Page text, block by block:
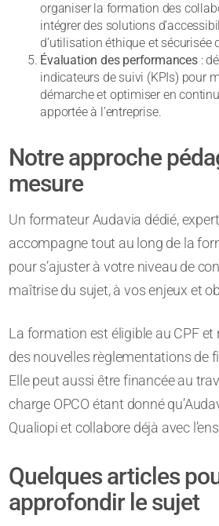
organiser la formation des
intégrer des solutions
d’utilisation éthique et sécurisée
Évaluation des performances :
indicateurs de suivi (KPIs) pour
démarche et optimiser en
apportée à l’entreprise.
Notre approche
mesure
Un formateur Audavia dédié,
accompagne tout au long de la
pour s’ajuster à votre niveau de
maîtrise du sujet, à vos enjeux et
La formation est éligible au CPF et
des nouvelles règlementations de
Elle peut aussi être financée au
charge OPCO étant donné
Qualiopi et collabore déjà avec
Quelques articles
approfondir le sujet